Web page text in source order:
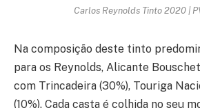
Carlos Reynolds Tinto 2020 |
Na composição deste tinto
para os Reynolds, Alicante
com Trincadeira (30%), Touriga
(10%). Cada casta é colhida no seu